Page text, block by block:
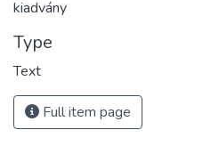
kiadvány
Type
Text
Full item page